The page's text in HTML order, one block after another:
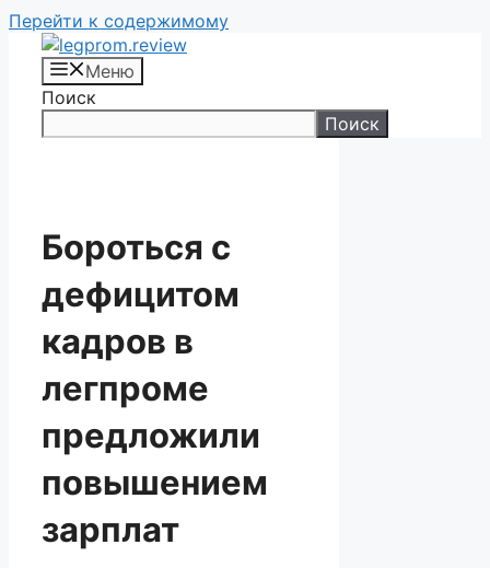
Перейти к содержимому
Меню
Поиск
Поиск
Бороться с
дефицитом
кадров в
легпроме
предложили
повышением
зарплат